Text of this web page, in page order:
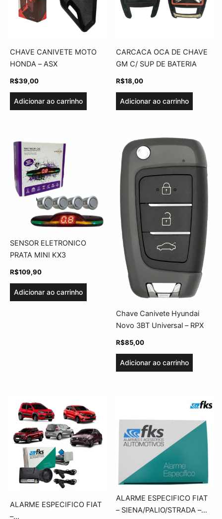
CHAVE CANIVETE MOTO
HONDA – ASX
R$39,00
Adicionar ao carrinho
CARCACA OCA DE CHAVE
GM C/ SUP DE BATERIA
R$18,00
Adicionar ao carrinho
SENSOR ELETRONICO
PRATA MINI KX3
R$109,90
Adicionar ao carrinho
Chave Canivete Hyundai
Novo 3BT Universal – RPX
R$85,00
Adicionar ao carrinho
ALARME ESPECIFICO FIAT
–
ALARME ESPECIFICO FIAT
– SIENA/PALIO/STRADA –